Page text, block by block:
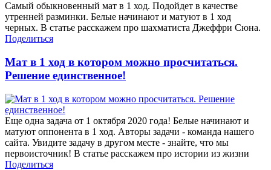
Самый обыкновенный мат в 1 ход. Подойдет в качестве
утренней разминки. Белые начинают и матуют в 1 ход
черных. В статье расскажем про шахматиста Джеффри Сюна.
Поделиться
Мат в 1 ход в котором можно просчитаться.
Решение единственное!
Еще одна задача от 1 октября 2020 года! Белые начинают и
матуют оппонента в 1 ход. Авторы задачи - команда нашего
сайта. Увидите задачу в другом месте - знайте, что мы
первоисточник! В статье расскажем про истории из жизни
Поделиться